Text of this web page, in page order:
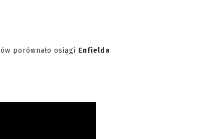
porównało osiągi Enfielda